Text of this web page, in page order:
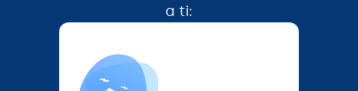
a ti: